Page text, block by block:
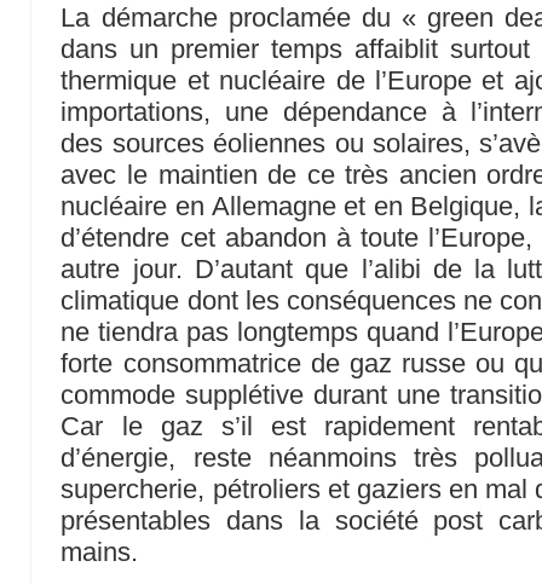
La démarche proclamée du « green
dans un premier temps affaiblit
thermique et nucléaire de l’Europe et
importations, une dépendance à
des sources éoliennes ou solaires,
avec le maintien de ce très ancien
nucléaire en Allemagne et en Belgique,
d’étendre cet abandon à toute
autre jour. D’autant que l’alibi de la
climatique dont les conséquences ne
ne tiendra pas longtemps quand
forte consommatrice de gaz russe ou
commode supplétive durant une
Car le gaz s’il est rapidement
d’énergie, reste néanmoins très
supercherie, pétroliers et gaziers en mal
présentables dans la société post
mains.